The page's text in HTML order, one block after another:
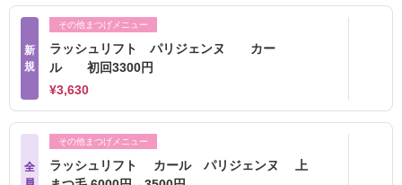
新
規
その他まつげメニュー
ラッシュリフト パリジェンヌ カー
ル 初回3300円
¥3,630
全
その他まつげメニュー
ラッシュリフト カール パリジェンヌ 上